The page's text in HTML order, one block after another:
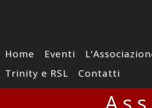
Home Eventi
Trinity e RSL
Contatti